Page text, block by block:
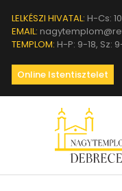
LELKÉSZI HIVATAL: H-Cs:
EMAIL:
TEMPLOM: H-P: 9-18, Sz:
Online Istentisztelet